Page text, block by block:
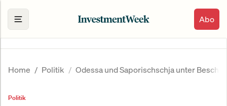
Abo
Home Politik Odessa und Saporischschja unter
Politik